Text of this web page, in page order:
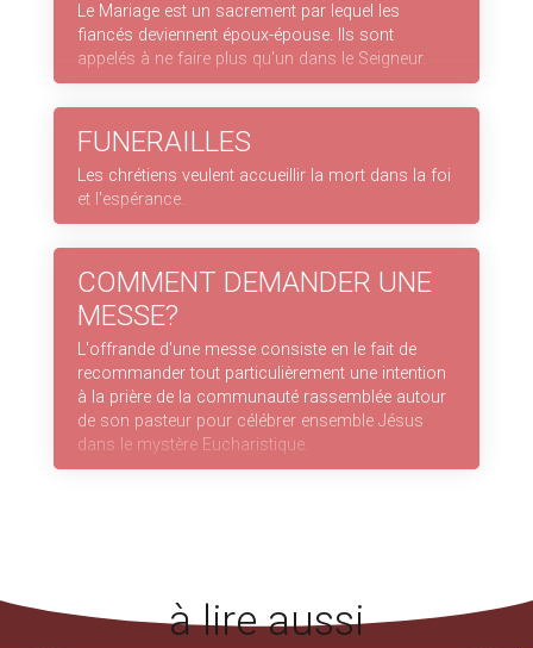
Le Mariage est un sacrement par lequel les
fiancés deviennent époux-épouse. Ils sont
appelés à ne faire plus qu'un dans le Seigneur.
FUNERAILLES
Les chrétiens veulent accueillir la mort dans la foi
et l'espérance.
COMMENT DEMANDER UNE
MESSE?
L'offrande d'une messe consiste en le fait de
recommander tout particulièrement une intention
à la prière de la communauté rassemblée autour
de son pasteur pour célébrer ensemble Jésus
dans le mystère Eucharistique.
à lire aussi